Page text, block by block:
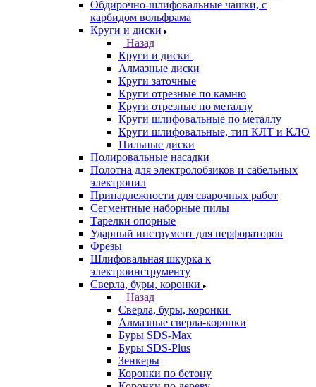
Обдирочно-шлифовальные чашки, с
карбидом вольфрама
Круги и диски
Назад
Круги и диски
Алмазные диски
Круги заточные
Круги отрезные по камню
Круги отрезные по металлу
Круги шлифовальные по металлу
Круги шлифовальные, тип КЛТ и КЛО
Пильные диски
Полировальные насадки
Полотна для электролобзиков и сабельных
электропил
Принадлежности для сварочных работ
Сегментные наборные пилы
Тарелки опорные
Ударный инструмент для перфораторов
Фрезы
Шлифовальная шкурка к
электроинструменту
Сверла, буры, коронки
Назад
Сверла, буры, коронки
Алмазные сверла-коронки
Буры SDS-Max
Буры SDS-Plus
Зенкеры
Коронки по бетону